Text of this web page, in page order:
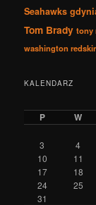
Seahawks
Tom Brady tony
washington
KALENDARZ
P W
3
4
10
11
17
18
24
25
31